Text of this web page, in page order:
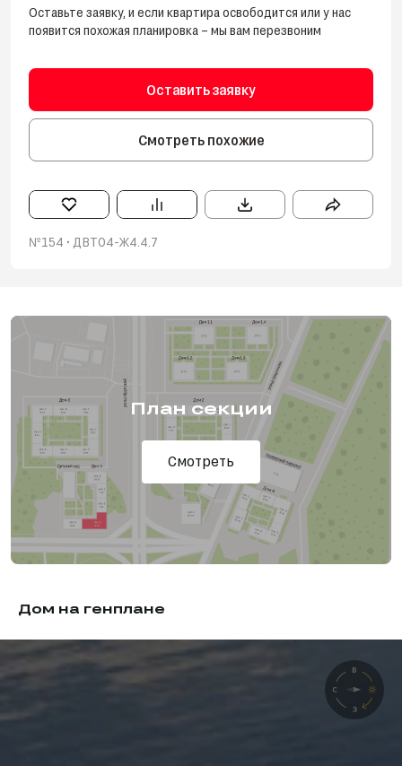
Оставьте заявку, и если квартира освободится или у нас
появится похожая планировка – мы вам перезвоним
Оставить заявку
Смотреть похожие
№154 • ‎ДВТ04-Ж4.4.7
План секции
Смотреть
Дом на генплане